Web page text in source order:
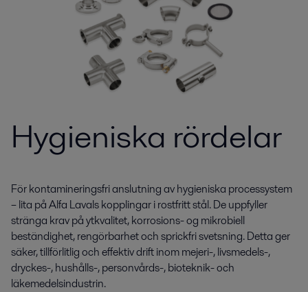
Hygieniska rördelar
För kontamineringsfri anslutning av hygieniska processystem
– lita på Alfa Lavals kopplingar i rostfritt stål. De uppfyller
stränga krav på ytkvalitet, korrosions- og mikrobiell
beständighet, rengörbarhet och sprickfri svetsning. Detta ger
säker, tillförlitlig och effektiv drift inom mejeri-, livsmedels-,
dryckes-, hushålls-, personvårds-, bioteknik- och
läkemedelsindustrin.